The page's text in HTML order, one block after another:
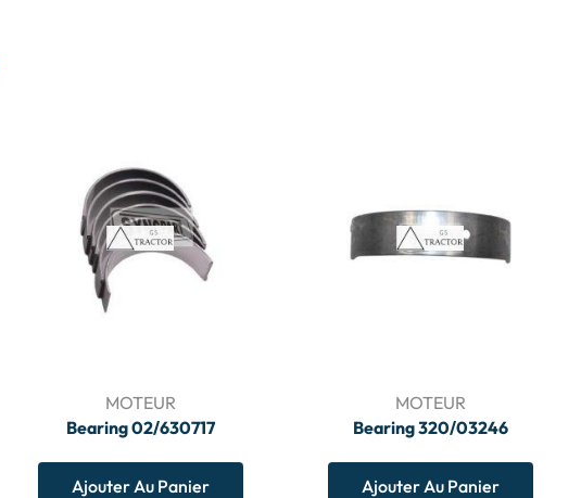
MOTEUR
Bearing 02/630717
Ajouter Au Panier
MOTEUR
Bearing 320/03246
Ajouter Au Panier